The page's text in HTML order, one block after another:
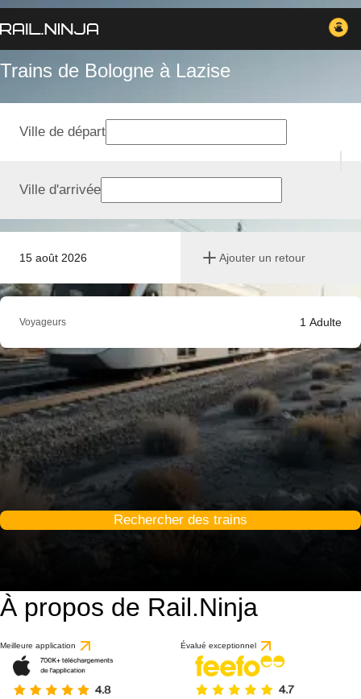
Trains de Bologne à Lazise
15 août 2026 Ajouter un retour
Ville de départ
Ville d'arrivée
Voyageurs 1 Adulte
Rechercher des trains
À propos de Rail.Ninja
Meilleure application Évalué exceptionnel